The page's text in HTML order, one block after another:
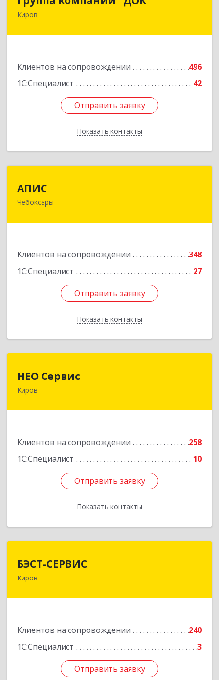
Киров
Клиентов на сопровождении
496
1С:Специалист
42
Отправить заявку
Показать контакты
610017, Кировская обл, Киров г, Горького ул,
Отправить заявку
Назад
АПИС
Чебоксары
Клиентов на сопровождении
348
1С:Специалист
27
Отправить заявку
Показать контакты
428001, Чувашская Республика - Чувашия,
Подробнее
Отправить заявку
Назад
НЕО Сервис
Киров
Клиентов на сопровождении
258
1С:Специалист
10
Отправить заявку
Показать контакты
610045, Кировская обл, Киров г, Ульяновская
Отправить заявку
Назад
БЭСТ-СЕРВИС
Киров
Клиентов на сопровождении
240
1С:Специалист
3
Отправить заявку
Отправить заявку